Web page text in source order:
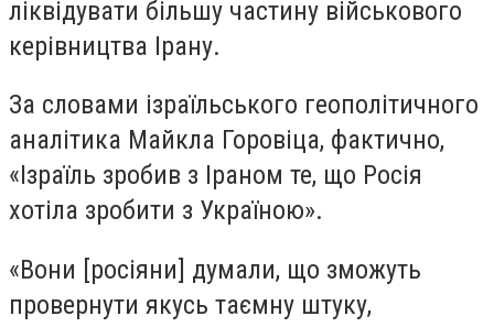
ліквідувати більшу частину військового
керівництва Ірану.
За словами ізраїльського геополітичного
аналітика Майкла Горовіца, фактично,
«Ізраїль зробив з Іраном те, що Росія
хотіла зробити з Україною».
«Вони [росіяни] думали, що зможуть
провернути якусь таємну штуку,